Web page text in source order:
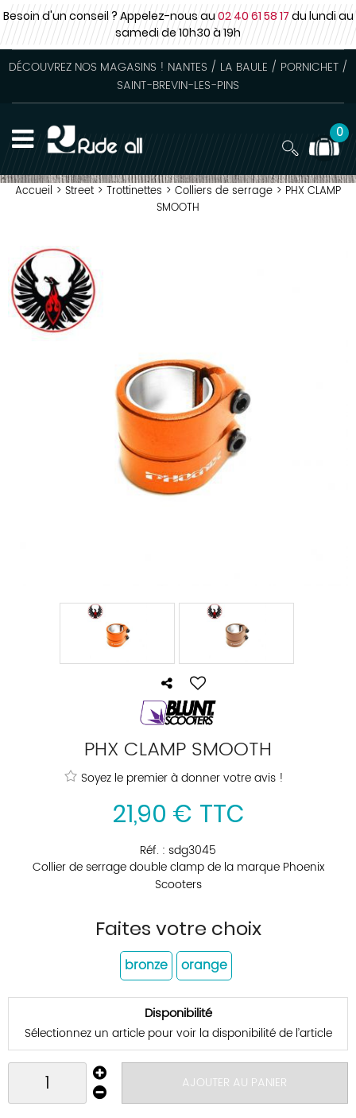
Besoin d'un conseil ? Appelez-nous au02 40 61 58 17du lundi au
samedide 10h30 à 19h
DÉCOUVREZ NOS MAGASINS ! NANTES / LA BAULE / PORNICHET /
SAINT-BREVIN-LES-PINS
0
Accueil > Street > Trottinettes > Colliers de serrage > PHX CLAMP
SMOOTH
PHX CLAMP SMOOTH
Soyez le premier à donner votre avis !
21,90 € TTC
Réf. : sdg3045
Collier de serrage double clamp de la marque Phoenix
Scooters
Faites votre choix
bronze orange
Disponibilité
Sélectionnez un article pour voir la disponibilité de l’article
AJOUTER AU PANIER